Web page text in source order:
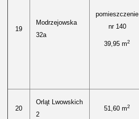
19
Modrzejowska
32a
pomieszczenie
nr 140
39,95 m2
20
Orląt Lwowskich
2
51,60 m2